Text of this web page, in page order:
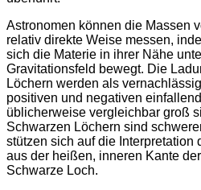
Astronomen können die Massen
relativ direkte Weise messen,
sich die Materie in ihrer Nähe
Gravitationsfeld bewegt. Die
Löchern werden als
positiven und negativen
üblicherweise vergleichbar groß
Schwarzen Löchern sind
stützen sich auf die Interpretation
aus der heißen, inneren Kante
Schwarze Loch.